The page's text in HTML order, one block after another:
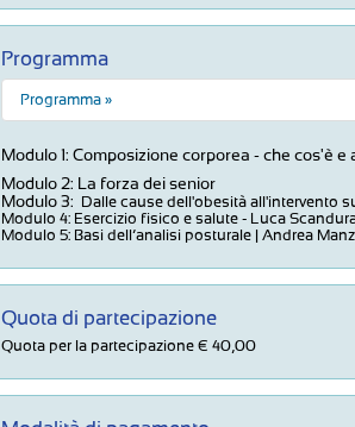
Programma
Programma »
Modulo 1: Composizione corporea - che cos'è
Modulo 2: La forza dei senior
Modulo 3: Dalle cause dell'obesità all'intervento
Modulo 4: Esercizio fisico e salute - Luca
Modulo 5: Basi dell’analisi posturale | Andrea
Quota di partecipazione
Quota per la partecipazione € 40,00